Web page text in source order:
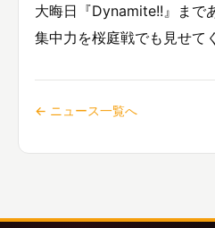
大晦日『Dynamite!!』まで
集中力を桜庭戦でも見せて
← ニュース一覧へ